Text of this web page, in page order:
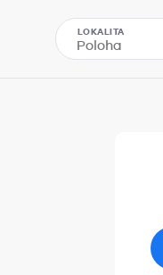
LOKALITA